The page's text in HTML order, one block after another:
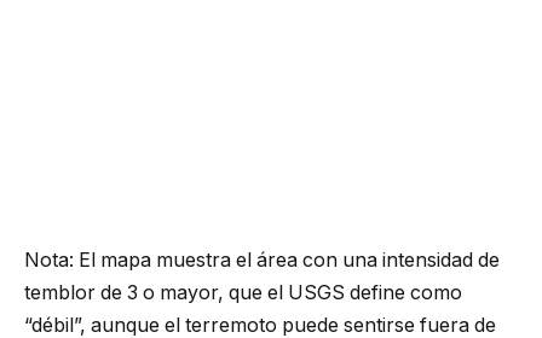
Nota: El mapa muestra el área con una intensidad de
temblor de 3 o mayor, que el USGS define como
“débil”, aunque el terremoto puede sentirse fuera de